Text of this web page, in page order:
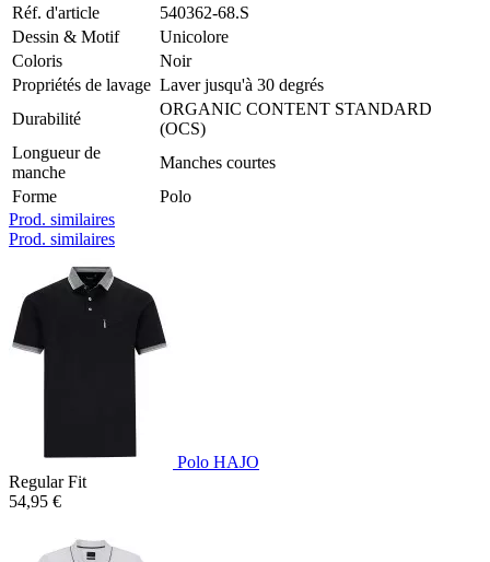
Réf. d'article
540362-68.S
Dessin & Motif
Unicolore
Coloris
Noir
Propriétés de lavage Laver jusqu'à 30 degrés
Durabilité
ORGANIC CONTENT STANDARD
(OCS)
Longueur de
manche
Manches courtes
Forme
Polo
Prod. similaires
Prod. similaires
Polo HAJO
Regular Fit
54,95 €